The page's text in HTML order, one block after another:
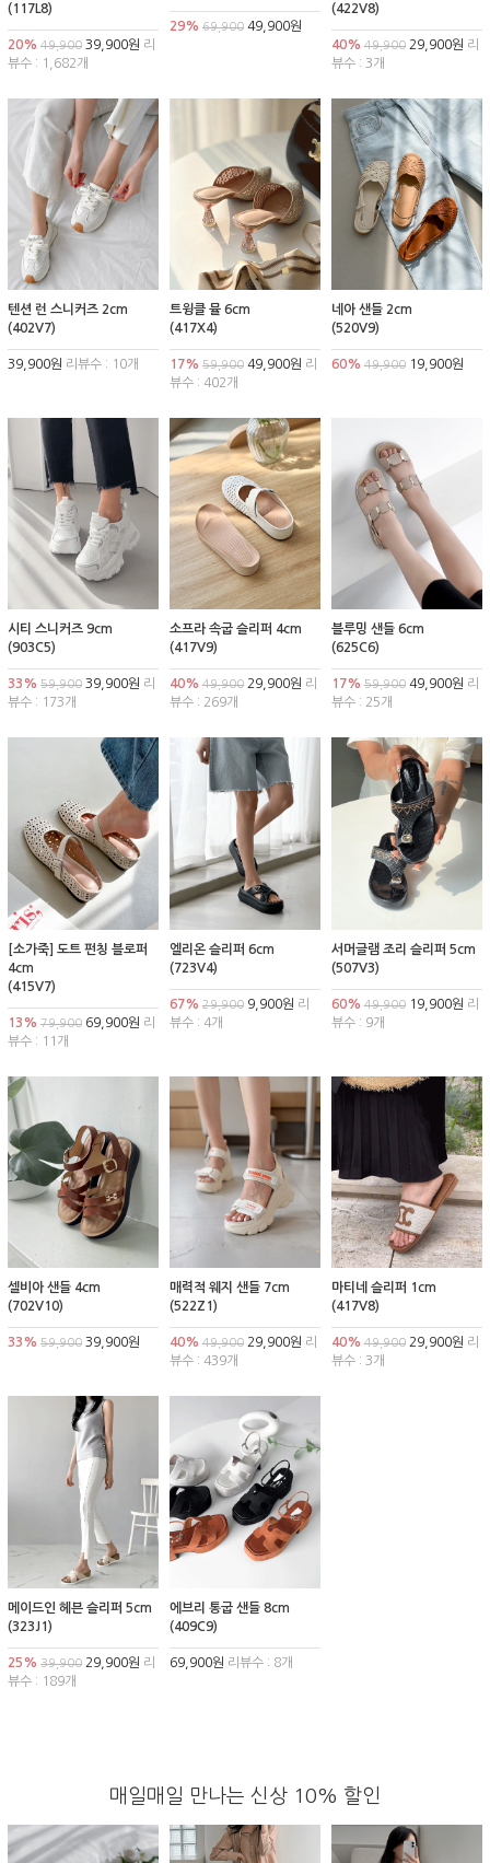
(117L8)
20% 49,900 39,900원 리
뷰수 : 1,682개
29% 69,90049,900원
(422V8)
40% 49,90029,900원 리
뷰수 : 3개
텐션 런 스니커즈 2cm
(402V7)
39,900원 리뷰수 : 10개
트윙클 뮬 6cm
(417X4)
17% 59,90049,900원 리
뷰수 : 402개
네아 샌들 2cm
(520V9)
60% 49,90019,900원
시티 스니커즈 9cm
(903C5)
33% 59,900 39,900원 리
뷰수 : 173개
소프라 속굽 슬리퍼 4cm
(417V9)
40% 49,90029,900원 리
뷰수 : 269개
블루밍 샌들 6cm
(625C6)
17% 59,90049,900원 리
뷰수 : 25개
[소가죽] 도트 펀칭 블로퍼
4cm
(415V7)
13% 79,900 69,900원 리
뷰수 : 11개
엘리온 슬리퍼 6cm
(723V4)
67% 29,9009,900원 리
뷰수 : 4개
서머글램 조리 슬리퍼 5cm
(507V3)
60% 49,90019,900원 리
뷰수 : 9개
셀비아 샌들 4cm
(702V10)
33% 59,900 39,900원
매력적 웨지 샌들 7cm
(522Z1)
40% 49,90029,900원 리
뷰수 : 439개
마티네 슬리퍼 1cm
(417V8)
40% 49,90029,900원 리
뷰수 : 3개
메이드인 헤븐 슬리퍼 5cm
(323J1)
25% 39,900 29,900원 리
뷰수 : 189개
에브리 통굽 샌들 8cm
(409C9)
69,900원 리뷰수 : 8개
매일매일 만나는 신상 10% 할인